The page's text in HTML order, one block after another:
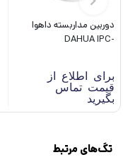
دوربین مداربسته داهوا
DAHUA IPC-
برای اطلاع از
قیمت تماس
بگیرید
تگ‌های مرتبط